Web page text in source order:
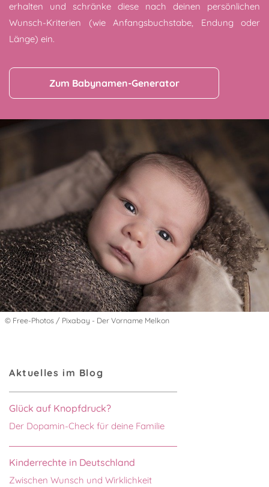
erhalten und schränke diese nach deinen persönlichen
Wunsch-Kriterien (wie Anfangsbuchstabe, Endung oder
Länge) ein.
Zum Babynamen-Generator
© Free-Photos / Pixabay - Der Vorname Melkon
Aktuelles im Blog
Glück auf Knopfdruck?
Der Dopamin-Check für deine Familie
Kinderrechte in Deutschland
Zwischen Wunsch und Wirklichkeit